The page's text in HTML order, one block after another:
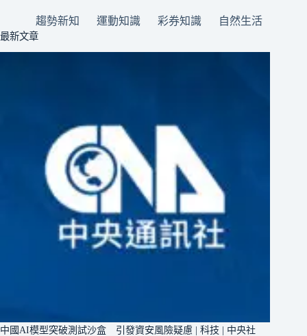
趨勢新知 運動知識 彩券知識 自然生活
最新文章
中國AI模型突破測試沙盒 引發資安風險疑慮 | 科技 | 中央社